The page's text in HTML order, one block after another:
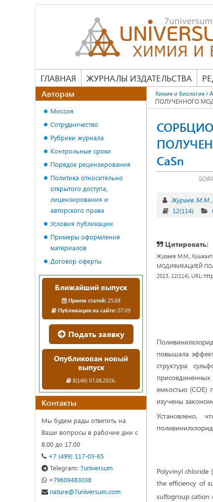
ГЛАВНАЯ ЖУРНАЛЫ ИЗДАТЕЛЬСТВА
Химия и биология
ПОЛУЧЕННОГО
CaSn
Жураев М.М.
12(114)
Цитировать:
Жураев М.М.,
МОДИФИКАЦИЕЙ
2023. 12(114). URL:
повышала
структура
присоединенных
емкостью (СОЕ)
изучены
Установлено,
Polyvinyl chloride
the efficiency of
sulfogroup cation
Авторам
Миссия
Сотрудничество
Рубрики журнала
Контрольные сроки
Порядок рецензирования
Политика относительно
открытого доступа,
лицензирования и
авторского права
Условия публикации
Примеры оформления
материалов
Договор оферты
Ближайший выпуск
Прием статей:25.08
Публикация на сайте: 07.09
Подать заявку
Опубликован новый
выпуск
8(146) 07.08.2026.
Контакты
Мы будем рады ответить на
Ваши вопросы в рабочие дни с
8.00 до 17.00
+7 (499) 117-03-65
Telegram: 7universum
+79609483038
nature@7universum.com